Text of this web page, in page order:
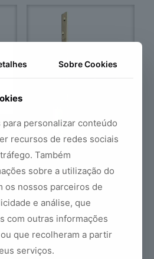
€Price
range:
45,32€
through
81,37€
800 Fechaduras de Embutir
Madeira
69,07 71,07
Sobre Cookies
personalizar conteúdo
recursos de redes sociais
Também
sobre a utilização do
os nossos parceiros de
e análise, que
com outras informações
que recolheram a partir
serviços.